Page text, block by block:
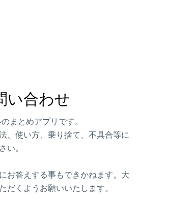
い合わせ
まとめアプリです。
、使い方、乗り捨て、不具合等に
い。
お答えする事もできかねます。大
くようお願いいたします。